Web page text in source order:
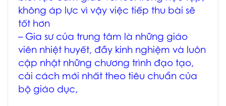
không áp lực vì vậy việc tiếp thu bài sẽ
tốt hơn
– Gia sư của trung tâm là những giáo
viên nhiệt huyết, đầy kinh nghiệm và luôn
cập nhật những chương trình đạo tạo,
cải cách mới nhất theo tiêu chuẩn của
bộ giáo dục,